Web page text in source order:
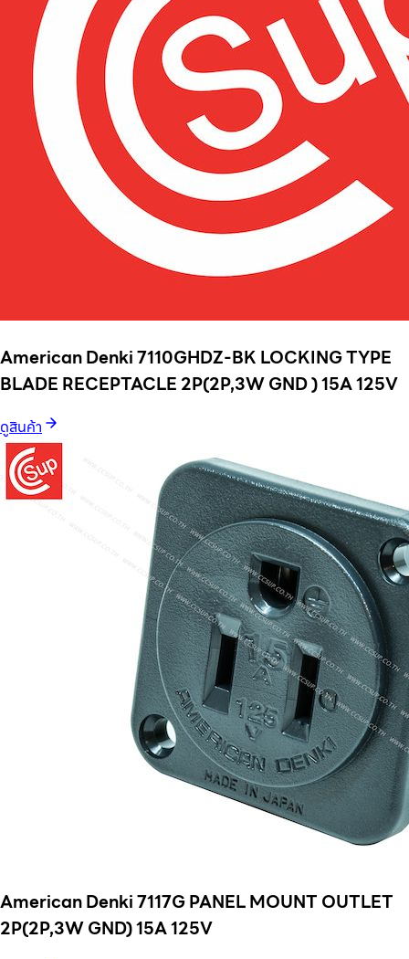
American Denki 7110GHDZ-BK LOCKING TYPE
BLADE RECEPTACLE 2P(2P,3W GND ) 15A 125V
ดูสินค้า
American Denki 7117G PANEL MOUNT OUTLET
2P(2P,3W GND) 15A 125V